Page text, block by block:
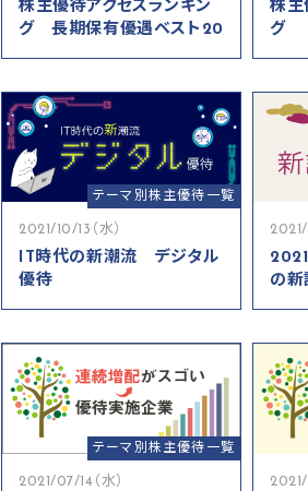
株主優待アクセスランキン
グ 長期保有優遇ベスト20
株主
グ
テーマ別株主優待一覧
2021/10/13（水）
IT時代の新潮流 デジタル
優待
2021/
の新
テーマ別株主優待一覧
2021/07/14（水） 2021/